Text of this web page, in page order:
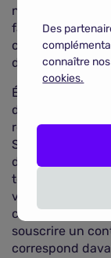
n'êtes ni juriste,
faire conseiller
chance de
dans lequel
Évidemment, si
d'assurance,
Sachez qu'il
d'assurance vie
temps de faire
vous aident
conseiller
souscrire un
correspond
Des
connaître
cookies.